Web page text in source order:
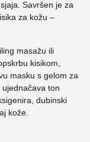
Savršen je za
za kožu –
masažu ili
kisikom,
masku s gelom za
ton
dubinski
kože.